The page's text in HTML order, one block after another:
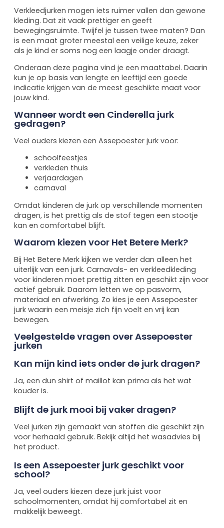
Verkleedjurken mogen iets ruimer vallen dan gewone
kleding. Dat zit vaak prettiger en geeft
bewegingsruimte. Twijfel je tussen twee maten? Dan
is een maat groter meestal een veilige keuze, zeker
als je kind er soms nog een laagje onder draagt.
Onderaan deze pagina vind je een maattabel. Daarin
kun je op basis van lengte en leeftijd een goede
indicatie krijgen van de meest geschikte maat voor
jouw kind.
Wanneer wordt een Cinderella jurk
gedragen?
Veel ouders kiezen een Assepoester jurk voor:
schoolfeestjes
verkleden thuis
verjaardagen
carnaval
Omdat kinderen de jurk op verschillende momenten
dragen, is het prettig als de stof tegen een stootje
kan en comfortabel blijft.
Waarom kiezen voor Het Betere Merk?
Bij Het Betere Merk kijken we verder dan alleen het
uiterlijk van een jurk. Carnavals- en verkleedkleding
voor kinderen moet prettig zitten en geschikt zijn voor
actief gebruik. Daarom letten we op pasvorm,
materiaal en afwerking. Zo kies je een Assepoester
jurk waarin een meisje zich fijn voelt en vrij kan
bewegen.
Veelgestelde vragen over Assepoester
jurken
Kan mijn kind iets onder de jurk dragen?
Ja, een dun shirt of maillot kan prima als het wat
kouder is.
Blijft de jurk mooi bij vaker dragen?
Veel jurken zijn gemaakt van stoffen die geschikt zijn
voor herhaald gebruik. Bekijk altijd het wasadvies bij
het product.
Is een Assepoester jurk geschikt voor
school?
Ja, veel ouders kiezen deze jurk juist voor
schoolmomenten, omdat hij comfortabel zit en
makkelijk beweegt.